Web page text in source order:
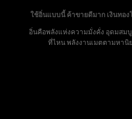
ใช้อิ่นแบบนี้ ค้าขายดีมาก เงินทอ
อิ่นคือพลังแห่งความมั่งคั่ง อุดมสม
ที่ไหน พลังงานเมตตามหานิ